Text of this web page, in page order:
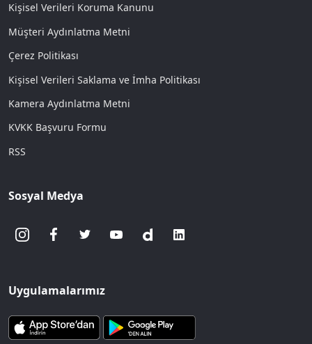
Kişisel Verileri Koruma Kanunu
Müşteri Aydınlatma Metni
Çerez Politikası
Kişisel Verileri Saklama ve İmha Politikası
Kamera Aydınlatma Metni
KVKK Başvuru Formu
RSS
Sosyal Medya
Uygulamalarımız